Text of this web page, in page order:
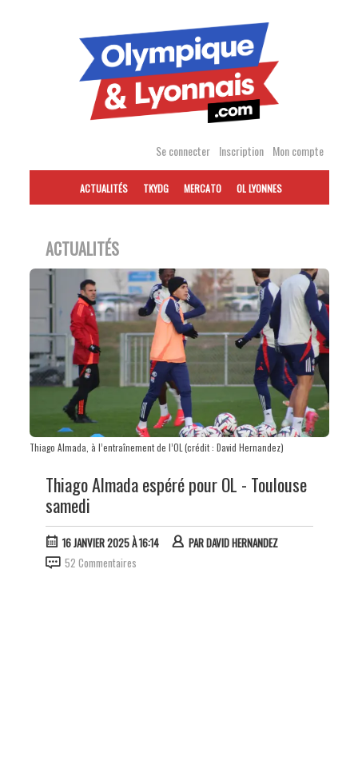
Se connecter Inscription Mon compte
ACTUALITÉS TKYDG MERCATO OL LYONNES
ACTUALITÉS
Thiago Almada, à l’entraînement de l’OL (crédit : David Hernandez)
Thiago Almada espéré pour OL - Toulouse
samedi
16 JANVIER 2025 À 16:14 PARDAVID HERNANDEZ
52 Commentaires